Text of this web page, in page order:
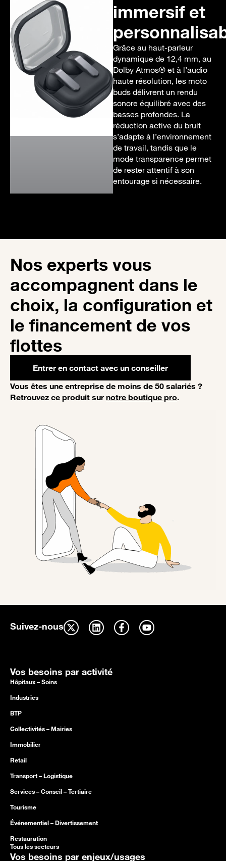
immersif et
Grâce au haut-parleur
dynamique de 12,4 mm, au
Dolby Atmos® et à l’audio
haute résolution, les moto
buds délivrent un rendu
sonore équilibré avec des
basses profondes. La
réduction active du bruit
s’adapte à l’environnement
de travail, tandis que le
mode transparence permet
de rester attentif à son
entourage si nécessaire.
Nos experts vous
accompagnent dans le
choix, la configuration et
le financement de vos
flottes
Entrer en contact avec un conseiller
Vous êtes une entreprise de moins de 50 salariés ?
Retrouvez ce produit surnotre boutique pro.
Suivez-nous
Vos besoins par activité
Hôpitaux – Soins
Industries
BTP
Collectivités – Mairies
Immobilier
Retail
Transport – Logistique
Services – Conseil – Tertiaire
Tourisme
Événementiel – Divertissement
Restauration
Tous les secteurs
Vos besoins par enjeux/usages